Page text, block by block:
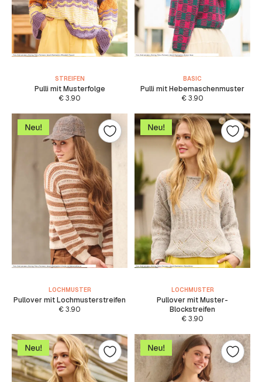
STREIFEN
Pulli mit Musterfolge
€3.90
BASIC
Pulli mit Hebemaschenmuster
€3.90
LOCHMUSTER
Pullover mit Lochmusterstreifen
€3.90
LOCHMUSTER
Pullover mit Muster-
Blockstreifen
€3.90